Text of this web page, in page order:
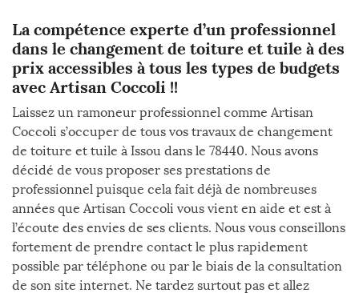
La compétence experte d’un professionnel
dans le changement de toiture et tuile à des
prix accessibles à tous les types de budgets
avec Artisan Coccoli !!
Laissez un ramoneur professionnel comme Artisan
Coccoli s’occuper de tous vos travaux de changement
de toiture et tuile à Issou dans le 78440. Nous avons
décidé de vous proposer ses prestations de
professionnel puisque cela fait déjà de nombreuses
années que Artisan Coccoli vous vient en aide et est à
l’écoute des envies de ses clients. Nous vous conseillons
fortement de prendre contact le plus rapidement
possible par téléphone ou par le biais de la consultation
de son site internet. Ne tardez surtout pas et allez